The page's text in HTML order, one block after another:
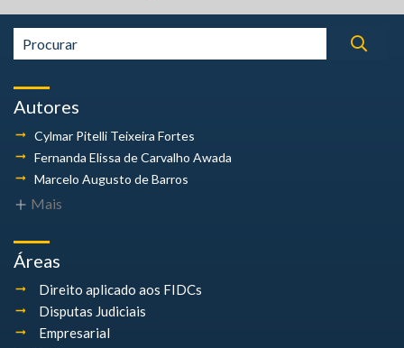
Autores
Cylmar Pitelli Teixeira Fortes
Fernanda Elissa de Carvalho Awada
Marcelo Augusto de Barros
Mais
Áreas
Direito aplicado aos FIDCs
Disputas Judiciais
Empresarial